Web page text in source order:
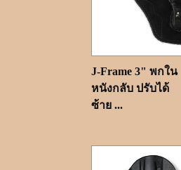
่J-Frame 3" พกใน
หนังกลับ ปรับได้
ซ้าย ...